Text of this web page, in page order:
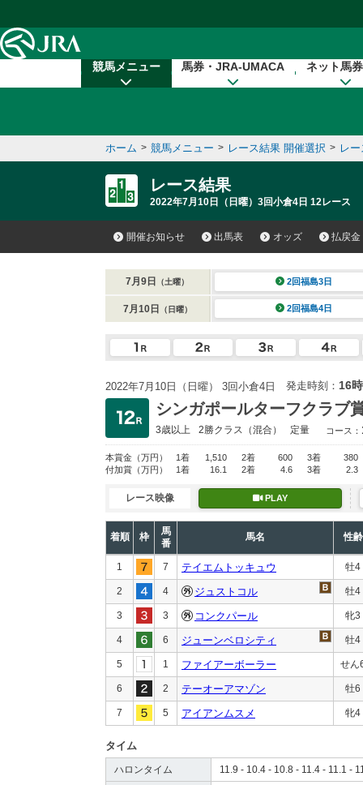
競馬メニュー 馬券・JRA-UMACA ネット馬
ホーム > 競馬メニュー > レース結果 開催選択 > レ
レース結果
2022年7月10日（日曜）3回小倉4日 12レース
開催お知らせ 出馬表 オッズ 払戻金
7月9日 （土曜） 2回福島3日
7月10日 （日曜） 2回福島4日
2022年7月10日（日曜） 3回小倉4日 発走時刻： 16
シンガポールターフクラブ
3歳以上 2勝クラス （混合） 定量 コース：
本賞金 （万円） 1着 1,510 2着 600 3着
380
付加賞 （万円） 1着 16.1 2着 4.6 3着 2.3
レース映像 PLAY
着順 枠
馬
番
馬名 性齢
1 7 テイエムトッキュウ 牡4
2 4 ジュストコル 牡4
3 3 コンクパール 牝3
4 6 ジューンベロシティ 牡4
5 1 ファイアーボーラー せん
6 2 テーオーアマゾン 牡6
7 5 アイアンムスメ 牝4
タイム
ハロンタイム 11.9 - 10.4 - 10.8 - 11.4 - 11.1 -